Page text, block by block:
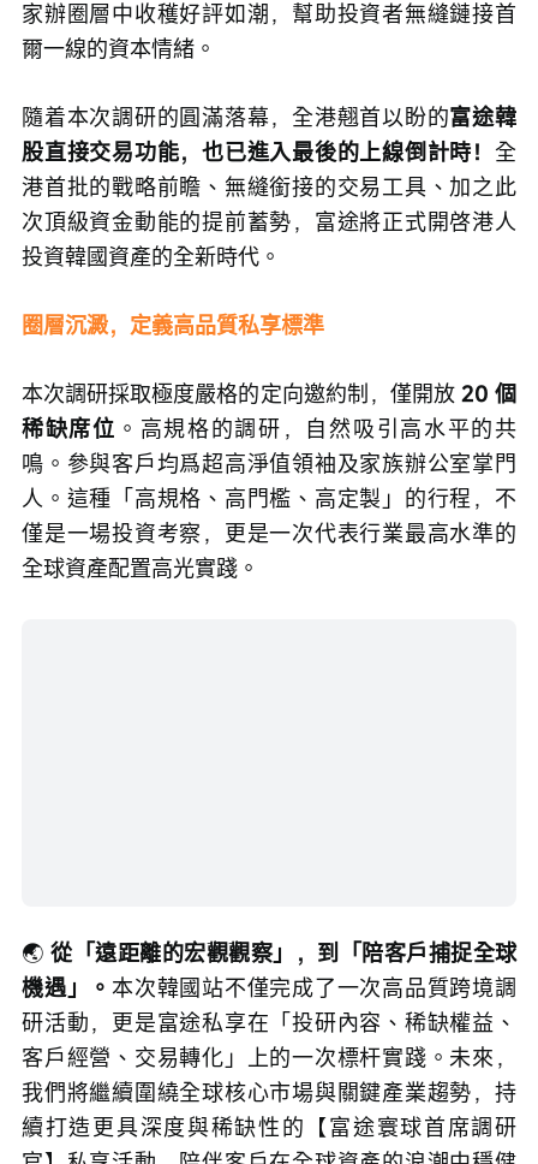
家辦圈層中收穫好評如潮，幫助投資者無縫鏈接首
爾一線的資本情緒。
隨着本次調研的圓滿落幕，全港翹首以盼的富途韓
股直接交易功能，也已進入最後的上線倒計時！ 全
港首批的戰略前瞻、無縫銜接的交易工具、加之此
次頂級資金動能的提前蓄勢，富途將正式開啓港人
投資韓國資產的全新時代。
圈層沉澱，定義高品質私享標準
本次調研採取極度嚴格的定向邀約制，僅開放 20 個
稀缺席位 。高規格的調研，自然吸引高水平的共
鳴。參與客戶均爲超高淨值領袖及家族辦公室掌門
人。這種「高規格、高門檻、高定製」的行程，不
僅是一場投資考察，更是一次代表行業最高水準的
全球資產配置高光實踐。
🌏 從「遠距離的宏觀觀察」，到「陪客戶捕捉全球
機遇」。本次韓國站不僅完成了一次高品質跨境調
研活動，更是富途私享在「投研內容、稀缺權益、
客戶經營、交易轉化」上的一次標杆實踐。未來，
我們將繼續圍繞全球核心市場與關鍵產業趨勢，持
續打造更具深度與稀缺性的【富途寰球首席調研